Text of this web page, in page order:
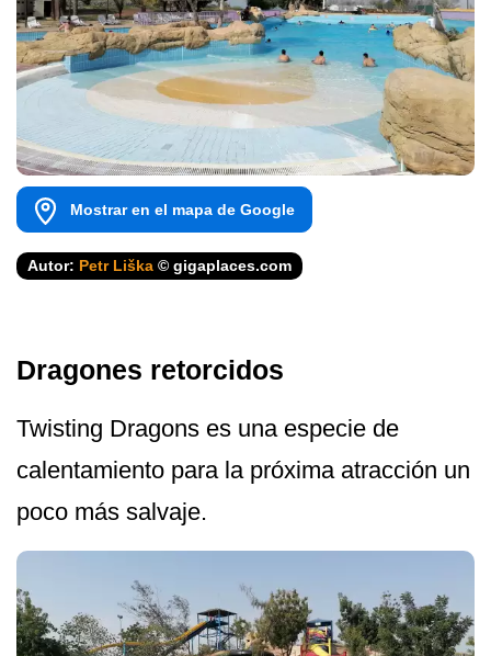
Mostrar en el mapa de Google
Autor: Petr Liška © gigaplaces.com
Dragones retorcidos
Twisting Dragons es una especie de
calentamiento para la próxima atracción un
poco más salvaje.